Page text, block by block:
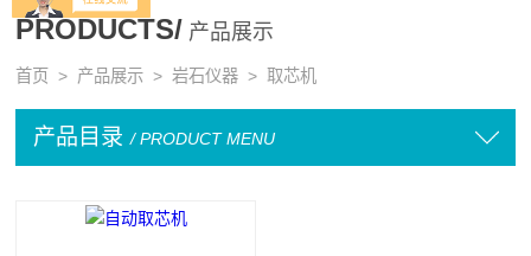
PRODUCTS/ 产品展示
首页 > 产品展示 >岩石仪器 > 取芯机
产品目录 / PRODUCT MENU